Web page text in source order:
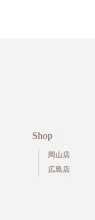
Shop
岡山店
広島店